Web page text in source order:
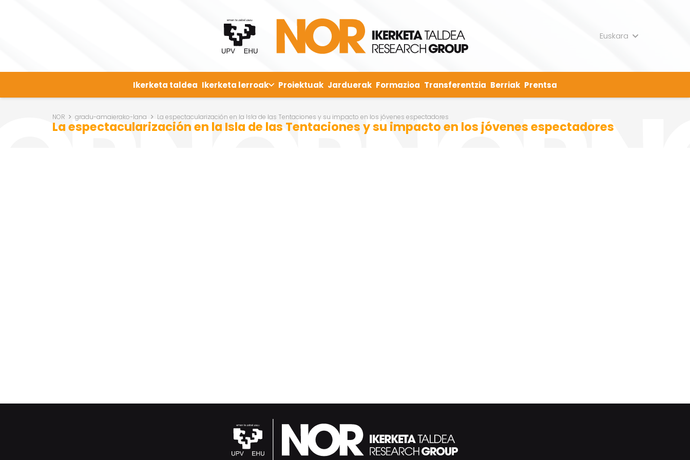
Euskara
Ikerketa taldea Ikerketa lerroak Proiektuak Jarduerak Formazioa Transferentzia Berriak Prentsa
NOR gradu-amaierako-lana La espectacularización en la Isla de las Tentaciones y su impacto en los jóvenes espectadores
La espectacularización en la Isla de las Tentaciones y su impacto en los jóvenes espectadores